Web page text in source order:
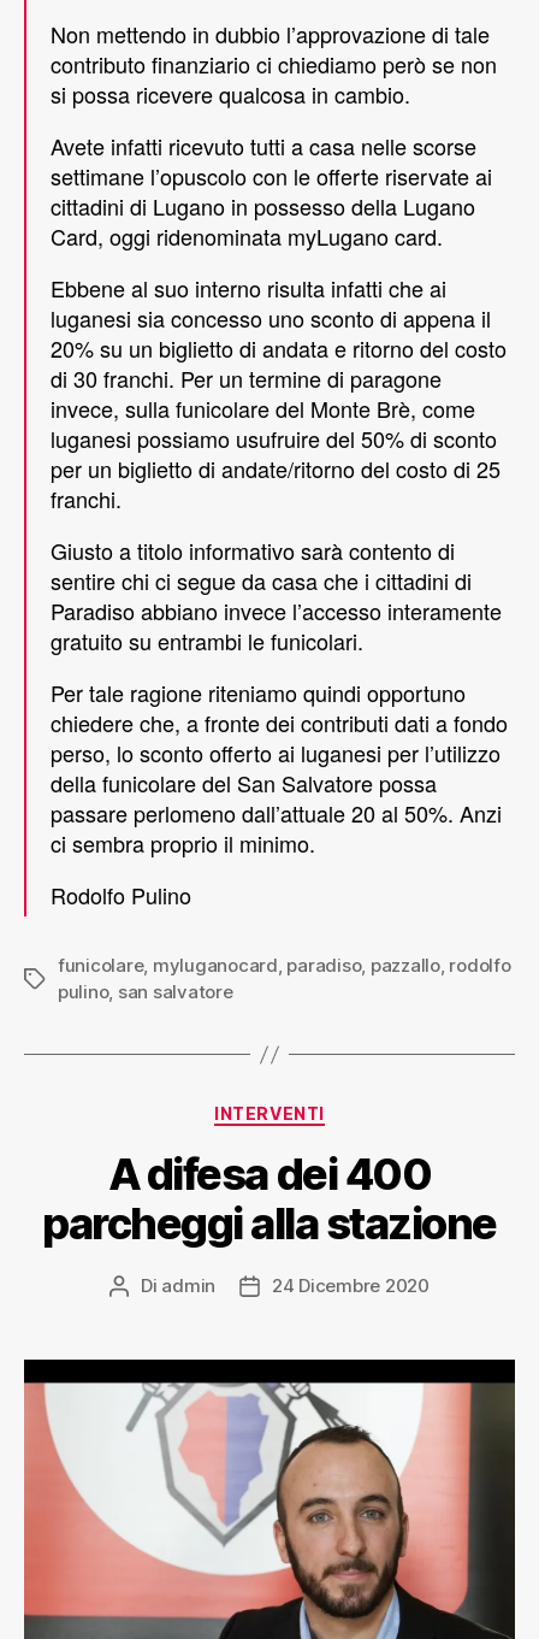
Non mettendo in dubbio l’approvazione di tale
contributo finanziario ci chiediamo però se non
si possa ricevere qualcosa in cambio.
Avete infatti ricevuto tutti a casa nelle scorse
settimane l’opuscolo con le offerte riservate ai
cittadini di Lugano in possesso della Lugano
Card, oggi ridenominata myLugano card.
Ebbene al suo interno risulta infatti che ai
luganesi sia concesso uno sconto di appena il
20% su un biglietto di andata e ritorno del costo
di 30 franchi. Per un termine di paragone
invece, sulla funicolare del Monte Brè, come
luganesi possiamo usufruire del 50% di sconto
per un biglietto di andate/ritorno del costo di 25
franchi.
Giusto a titolo informativo sarà contento di
sentire chi ci segue da casa che i cittadini di
Paradiso abbiano invece l’accesso interamente
gratuito su entrambi le funicolari.
Per tale ragione riteniamo quindi opportuno
chiedere che, a fronte dei contributi dati a fondo
perso, lo sconto offerto ai luganesi per l’utilizzo
della funicolare del San Salvatore possa
passare perlomeno dall’attuale 20 al 50%. Anzi
ci sembra proprio il minimo.
Rodolfo Pulino
funicolare, myluganocard, paradiso, pazzallo, rodolfo
pulino, san salvatore
INTERVENTI
A difesa dei 400
parcheggi alla stazione
Di admin 24 Dicembre 2020